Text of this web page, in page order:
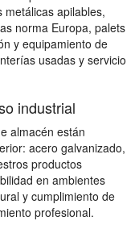
apilables,
norma Europa, palets
y equipamiento de
usadas y servicio
industrial
almacén están
acero galvanizado,
productos
en ambientes
y cumplimiento de
profesional.